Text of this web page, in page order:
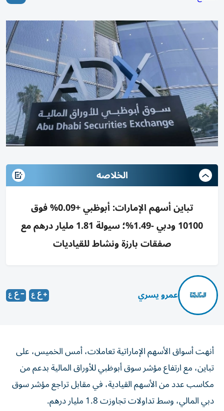
الخلاصه
تباين أسهم الإمارات: أبوظبي +0.09% فوق
10100 ودبي -1.49%؛ سيولة 1.81 مليار درهم مع
صفقات بارزة ونشاط للقياديات
عمرو يسري
أنهت أسواق الأسهم الإماراتية تعاملات، أمس الخميس، على
تباين، مع ارتفاع مؤشر سوق أبوظبي للأوراق المالية بدعم من
مكاسب عدد من الأسهم القيادية، في مقابل تراجع مؤشر سوق
دبي المالي، وسط تداولات تجاوزت 1.8 مليار درهم.